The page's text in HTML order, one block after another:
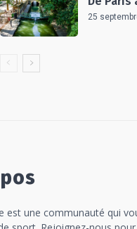
25
est une communauté qui